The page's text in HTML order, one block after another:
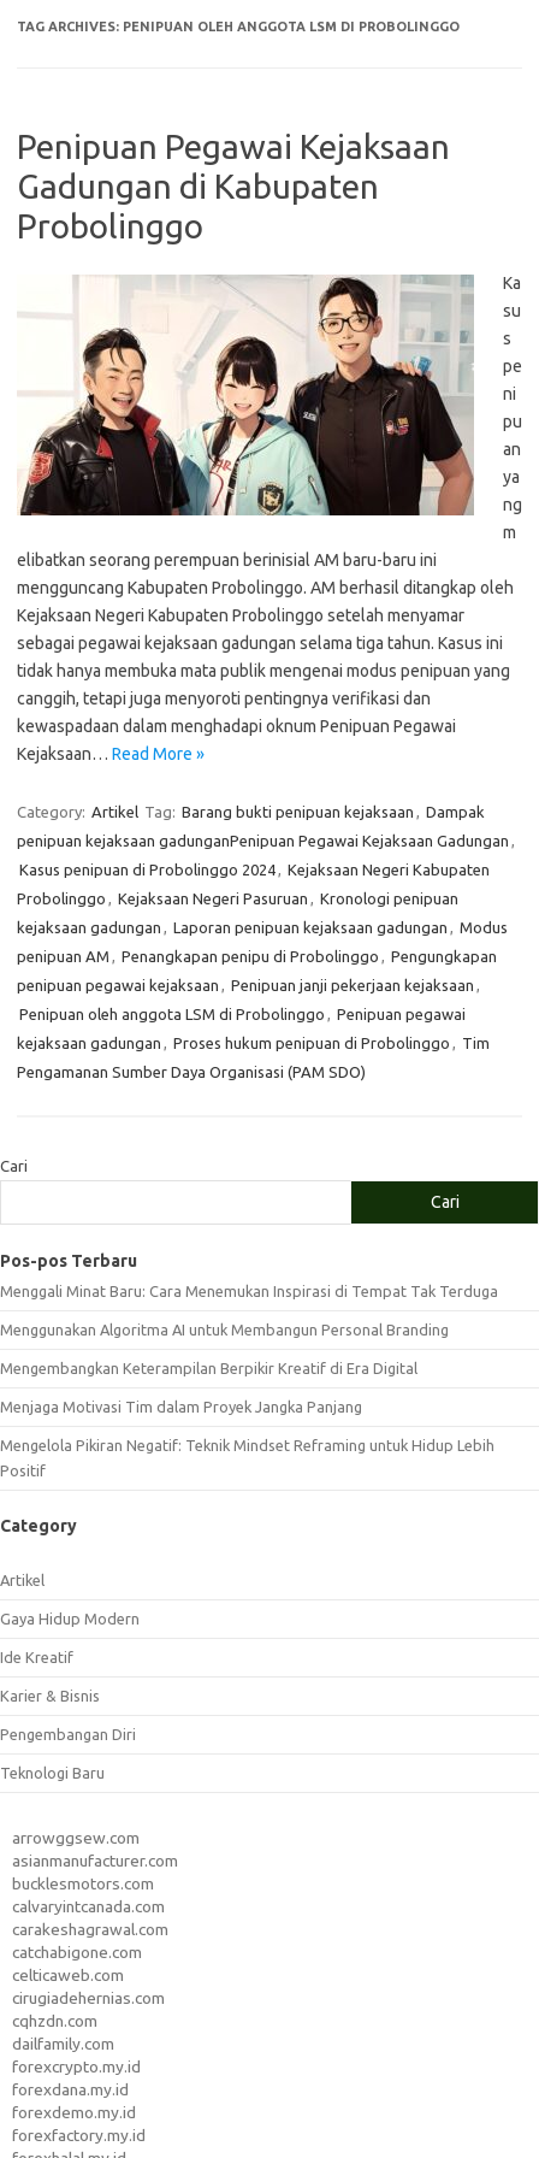
TAG ARCHIVES: PENIPUAN OLEH ANGGOTA LSM DI PROBOLINGGO
Penipuan Pegawai Kejaksaan
Gadungan di Kabupaten
Probolinggo
Ka
su
s
pe
ni
pu
an
ya
ng
m
elibatkan seorang perempuan berinisial AM baru-baru ini
mengguncang Kabupaten Probolinggo. AM berhasil ditangkap oleh
Kejaksaan Negeri Kabupaten Probolinggo setelah menyamar
sebagai pegawai kejaksaan gadungan selama tiga tahun. Kasus ini
tidak hanya membuka mata publik mengenai modus penipuan yang
canggih, tetapi juga menyoroti pentingnya verifikasi dan
kewaspadaan dalam menghadapi oknum Penipuan Pegawai
Kejaksaan… Read More »
Category: Artikel Tag: Barang bukti penipuan kejaksaan , Dampak
penipuan kejaksaan gadunganPenipuan Pegawai Kejaksaan Gadungan ,
Kasus penipuan di Probolinggo 2024, Kejaksaan Negeri Kabupaten
Probolinggo , Kejaksaan Negeri Pasuruan , Kronologi penipuan
kejaksaan gadungan , Laporan penipuan kejaksaan gadungan , Modus
penipuan AM , Penangkapan penipu di Probolinggo , Pengungkapan
penipuan pegawai kejaksaan , Penipuan janji pekerjaan kejaksaan ,
Penipuan oleh anggota LSM di Probolinggo , Penipuan pegawai
kejaksaan gadungan , Proses hukum penipuan di Probolinggo , Tim
Pengamanan Sumber Daya Organisasi (PAM SDO)
Cari
Cari
Pos-pos Terbaru
Menggali Minat Baru: Cara Menemukan Inspirasi di Tempat Tak Terduga
Menggunakan Algoritma AI untuk Membangun Personal Branding
Mengembangkan Keterampilan Berpikir Kreatif di Era Digital
Menjaga Motivasi Tim dalam Proyek Jangka Panjang
Mengelola Pikiran Negatif: Teknik Mindset Reframing untuk Hidup Lebih
Positif
Category
Artikel
Gaya Hidup Modern
Ide Kreatif
Karier & Bisnis
Pengembangan Diri
Teknologi Baru
arrowggsew.com
asianmanufacturer.com
bucklesmotors.com
calvaryintcanada.com
carakeshagrawal.com
catchabigone.com
celticaweb.com
cirugiadehernias.com
cqhzdn.com
dailfamily.com
forexcrypto.my.id
forexdana.my.id
forexdemo.my.id
forexfactory.my.id